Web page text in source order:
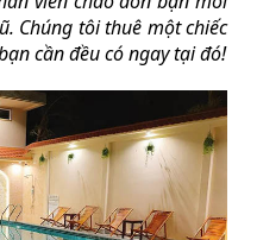
Chúng tôi thuê một chiếc
cần đều có ngay tại đó!